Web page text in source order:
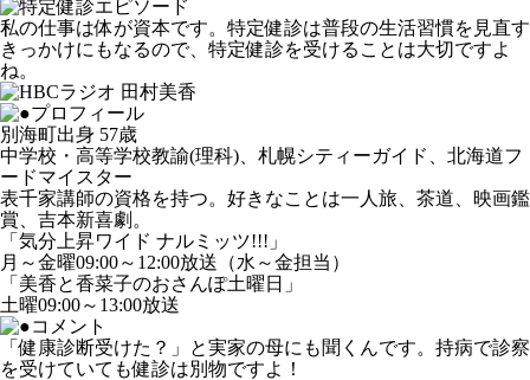
私の仕事は体が資本です。特定健診は普段の生活習慣を見直す
きっかけにもなるので、特定健診を受けることは大切ですよ
ね。
別海町出身 57歳
中学校・高等学校教諭(理科)、札幌シティーガイド、北海道フ
ードマイスター
表千家講師の資格を持つ。好きなことは一人旅、茶道、映画鑑
賞、吉本新喜劇。
「気分上昇ワイド ナルミッツ!!!」
月～金曜09:00～12:00放送（水～金担当）
「美香と香菜子のおさんぽ土曜日」
土曜09:00～13:00放送
「健康診断受けた？」と実家の母にも聞くんです。持病で診察
を受けていても健診は別物ですよ！